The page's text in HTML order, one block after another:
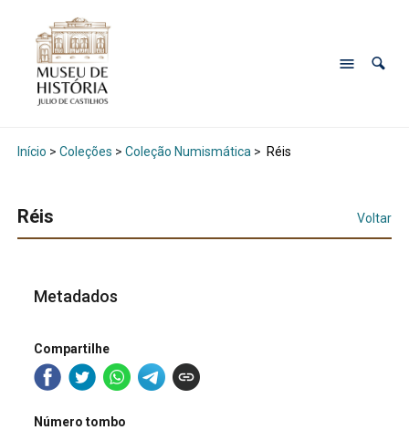
Início > Coleções > Coleção Numismática > Réis
Réis Voltar
Metadados
Compartilhe
Número tombo